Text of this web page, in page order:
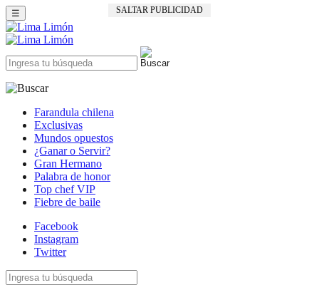
SALTAR PUBLICIDAD
☰
Farandula chilena
Exclusivas
Mundos opuestos
¿Ganar o Servir?
Gran Hermano
Palabra de honor
Top chef VIP
Fiebre de baile
Facebook
Instagram
Twitter